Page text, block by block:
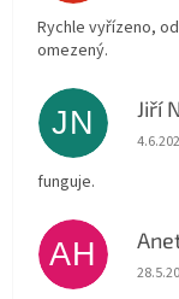
Rychle vyřízeno,
omezený.
JN Jiří
funguje.
AH